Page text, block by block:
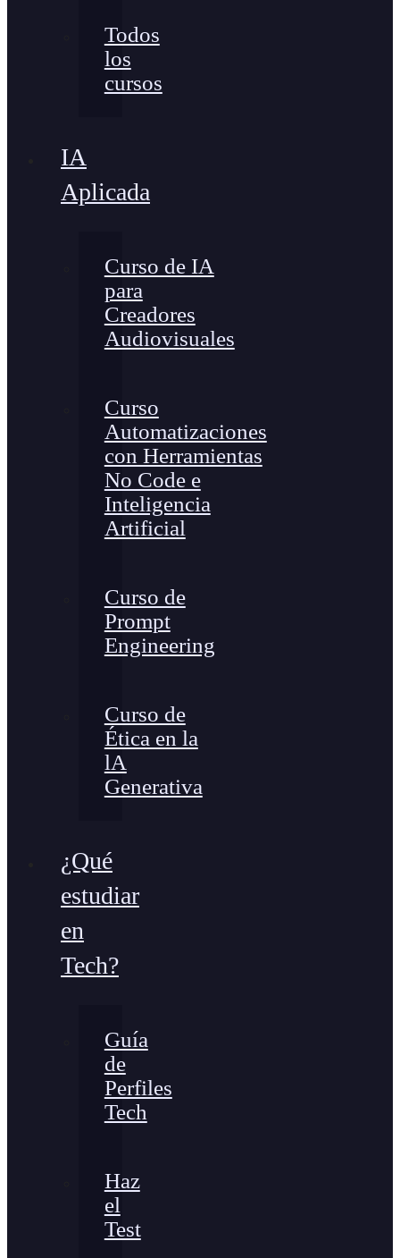
Todos
los
cursos
IA
Aplicada
Curso de IA
para
Creadores
Audiovisuales
Curso
Automatizaciones
con Herramientas
No Code e
Inteligencia
Artificial
Curso de
Prompt
Engineering
Curso de
Ética en la
lA
Generativa
¿Qué
estudiar
en
Tech?
Guía
de
Perfiles
Tech
Haz
el
Test